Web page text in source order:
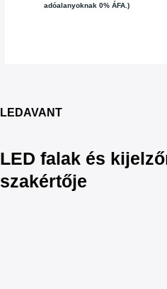
adóalanyoknak 0% ÁFA.)
LEDAVANT
LED falak és
szakértője